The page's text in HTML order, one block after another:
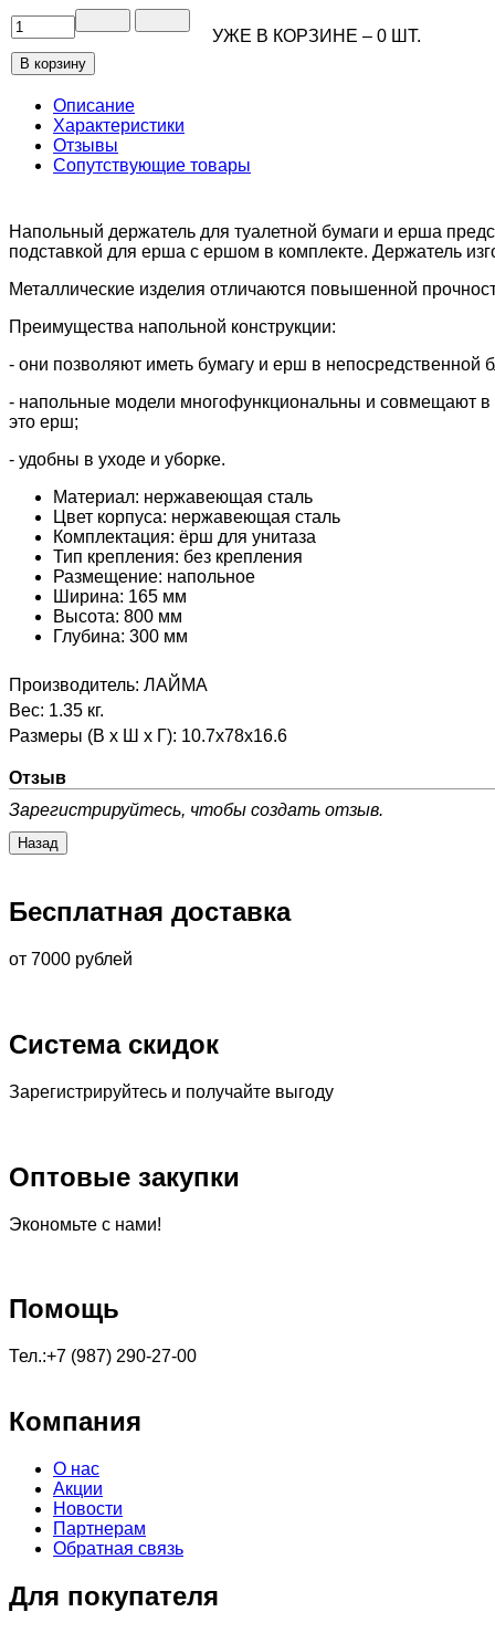
УЖЕ В КОРЗИНЕ – 0 ШТ.
Описание
Характеристики
Отзывы
Сопутствующие товары
Напольный держатель для туалетной бумаги и ерша
подставкой для ерша с ершом в комплекте. Держатель
Металлические изделия отличаются повышенной
Преимущества напольной конструкции:
- они позволяют иметь бумагу и ерш в непосредственной
- напольные модели многофункциональны и совмещают в
это ерш;
- удобны в уходе и уборке.
Материал: нержавеющая сталь
Цвет корпуса: нержавеющая сталь
Комплектация: ёрш для унитаза
Тип крепления: без крепления
Размещение: напольное
Ширина: 165 мм
Высота: 800 мм
Глубина: 300 мм
Производитель: ЛАЙМА
Вес: 1.35 кг.
Размеры (В х Ш х Г): 10.7x78x16.6
Отзыв
Зарегистрируйтесь, чтобы создать отзыв.
Бесплатная доставка
от 7000 рублей
Система скидок
Зарегистрируйтесь и получайте выгоду
Оптовые закупки
Экономьте с нами!
Помощь
Тел.:+7 (987) 290-27-00
Компания
О нас
Акции
Новости
Партнерам
Обратная связь
Для покупателя